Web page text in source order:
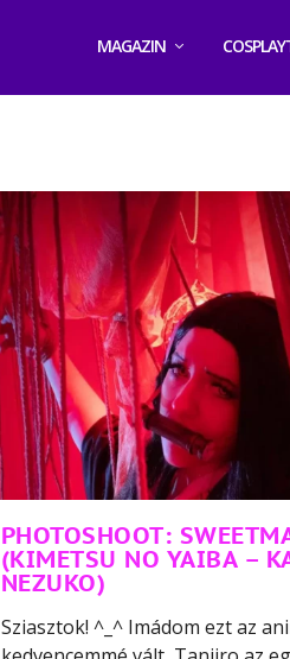
MAGAZIN
PHOTOSHOOT:
(KIMETSU NO YAIBA –
NEZUKO)
Sziasztok! ^_^ Imádom ezt az